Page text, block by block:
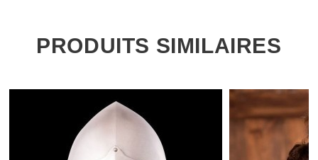
PRODUITS SIMILAIRES